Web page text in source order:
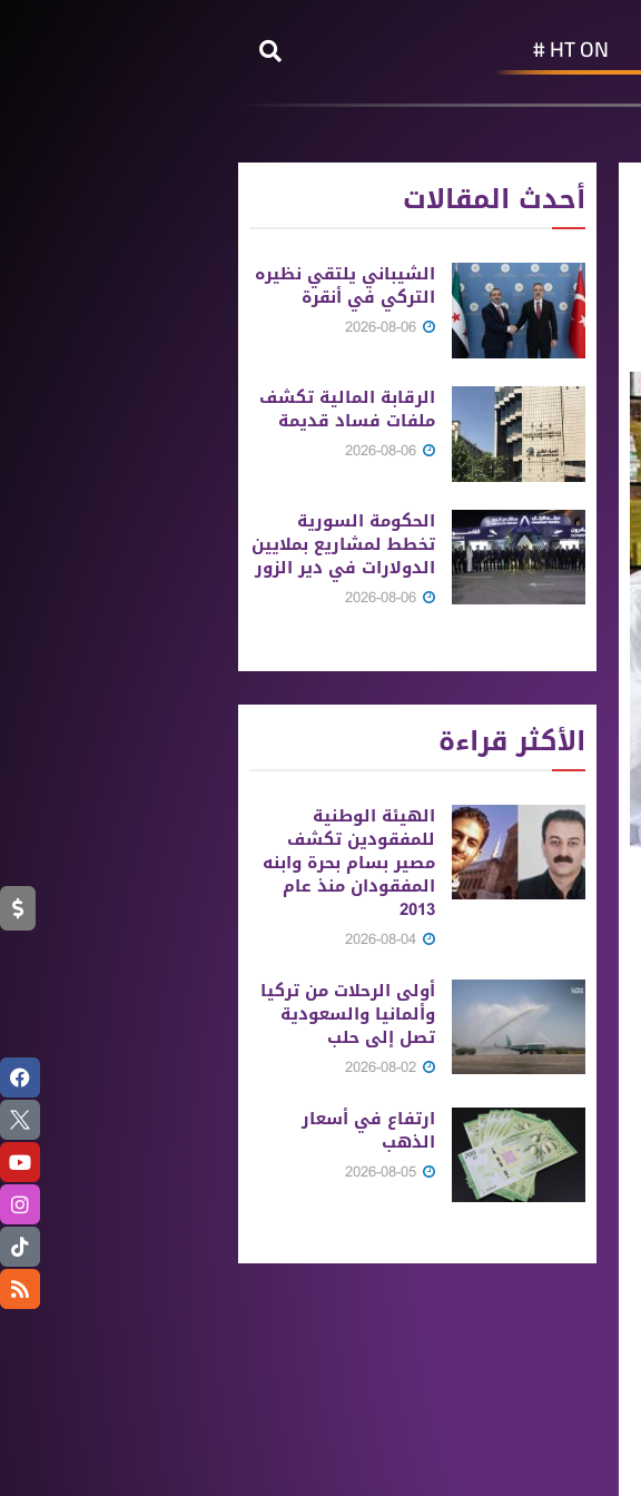
HT ON #
أحدث المقالات
الشيباني يلتقي نظيره
التركي في أنقرة
الرقابة المالية تكشف
ملفات فساد قديمة
الحكومة السورية
تخطط لمشاريع بملايين
الدولارات في دير الزور
الأكثر قراءة
الهيئة الوطنية
للمفقودين تكشف
مصير بسام بحرة وابنه
المفقودان منذ عام
2013
أولى الرحلات من ‏تركيا
وألمانيا والسعودية
تصل إلى حلب
ارتفاع في أسعار
الذهب